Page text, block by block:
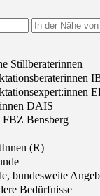
Stillberaterinnen
DAIS
FBZ Bensberg
(R)
bundesweite
Bedürfnisse